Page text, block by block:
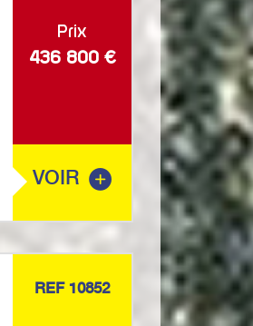
Prix
436 800 €
VOIR
REF 10852